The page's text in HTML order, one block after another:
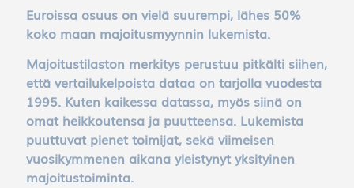
Euroissa osuus on vielä suurempi, lähes 50%
koko maan majoitusmyynnin lukemista.
Majoitustilaston merkitys perustuu pitkälti siihen,
että vertailukelpoista dataa on tarjolla vuodesta
1995. Kuten kaikessa datassa, myös siinä on
omat heikkoutensa ja puutteensa. Lukemista
puuttuvat pienet toimijat, sekä viimeisen
vuosikymmenen aikana yleistynyt yksityinen
majoitustoiminta.